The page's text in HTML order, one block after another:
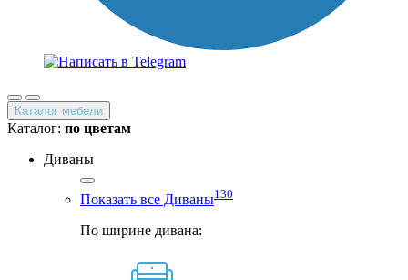
Каталог мебели
Каталог: по цветам
Диваны
Показать все Диваны130
По ширине дивана: